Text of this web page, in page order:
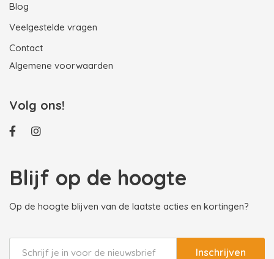
Blog
Veelgestelde vragen
Contact
Algemene voorwaarden
Volg ons!
Blijf op de hoogte
Op de hoogte blijven van de laatste acties en kortingen?
Inschrijven